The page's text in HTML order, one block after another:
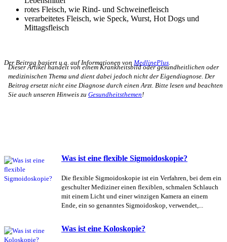
rotes Fleisch, wie Rind- und Schweinefleisch
verarbeitetes Fleisch, wie Speck, Wurst, Hot Dogs und
Mittagsfleisch
Der Beitrag basiert u.a. auf Informationen von MedlinePlus.
Dieser Artikel handelt von einem Krankheitsbild oder gesundheitlichen oder
medizinischen Thema und dient dabei jedoch nicht der Eigendiagnose. Der
Beitrag ersetzt nicht eine Diagnose durch einen Arzt. Bitte lesen und beachten
Sie auch unseren Hinweis zu Gesundheitsthemen!
Was ist eine flexible Sigmoidoskopie?
Die flexible Sigmoidoskopie ist ein Verfahren, bei dem ein
geschulter Mediziner einen flexiblen, schmalen Schlauch
mit einem Licht und einer winzigen Kamera an einem
Ende, ein so genanntes Sigmoidoskop, verwendet,...
Was ist eine Koloskopie?